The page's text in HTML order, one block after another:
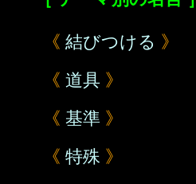
《 結びつける 》
《 道具 》
《 基準 》
《 特殊 》